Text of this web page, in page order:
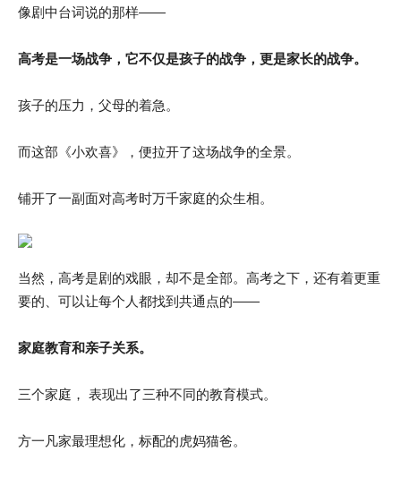
像剧中台词说的那样——
高考是一场战争，它不仅是孩子的战争，更是家长的战争。
孩子的压力，父母的着急。
而这部《小欢喜》，便拉开了这场战争的全景。
铺开了一副面对高考时万千家庭的众生相。
当然，高考是剧的戏眼，却不是全部。高考之下，还有着更重
要的、可以让每个人都找到共通点的——
家庭教育和亲子关系。
三个家庭， 表现出了三种不同的教育模式。
方一凡家最理想化，标配的虎妈猫爸。